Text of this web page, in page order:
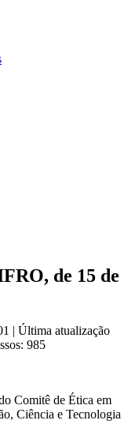
de 15 de
| Última atualização
985
Comitê de Ética em
Ciência e Tecnologia